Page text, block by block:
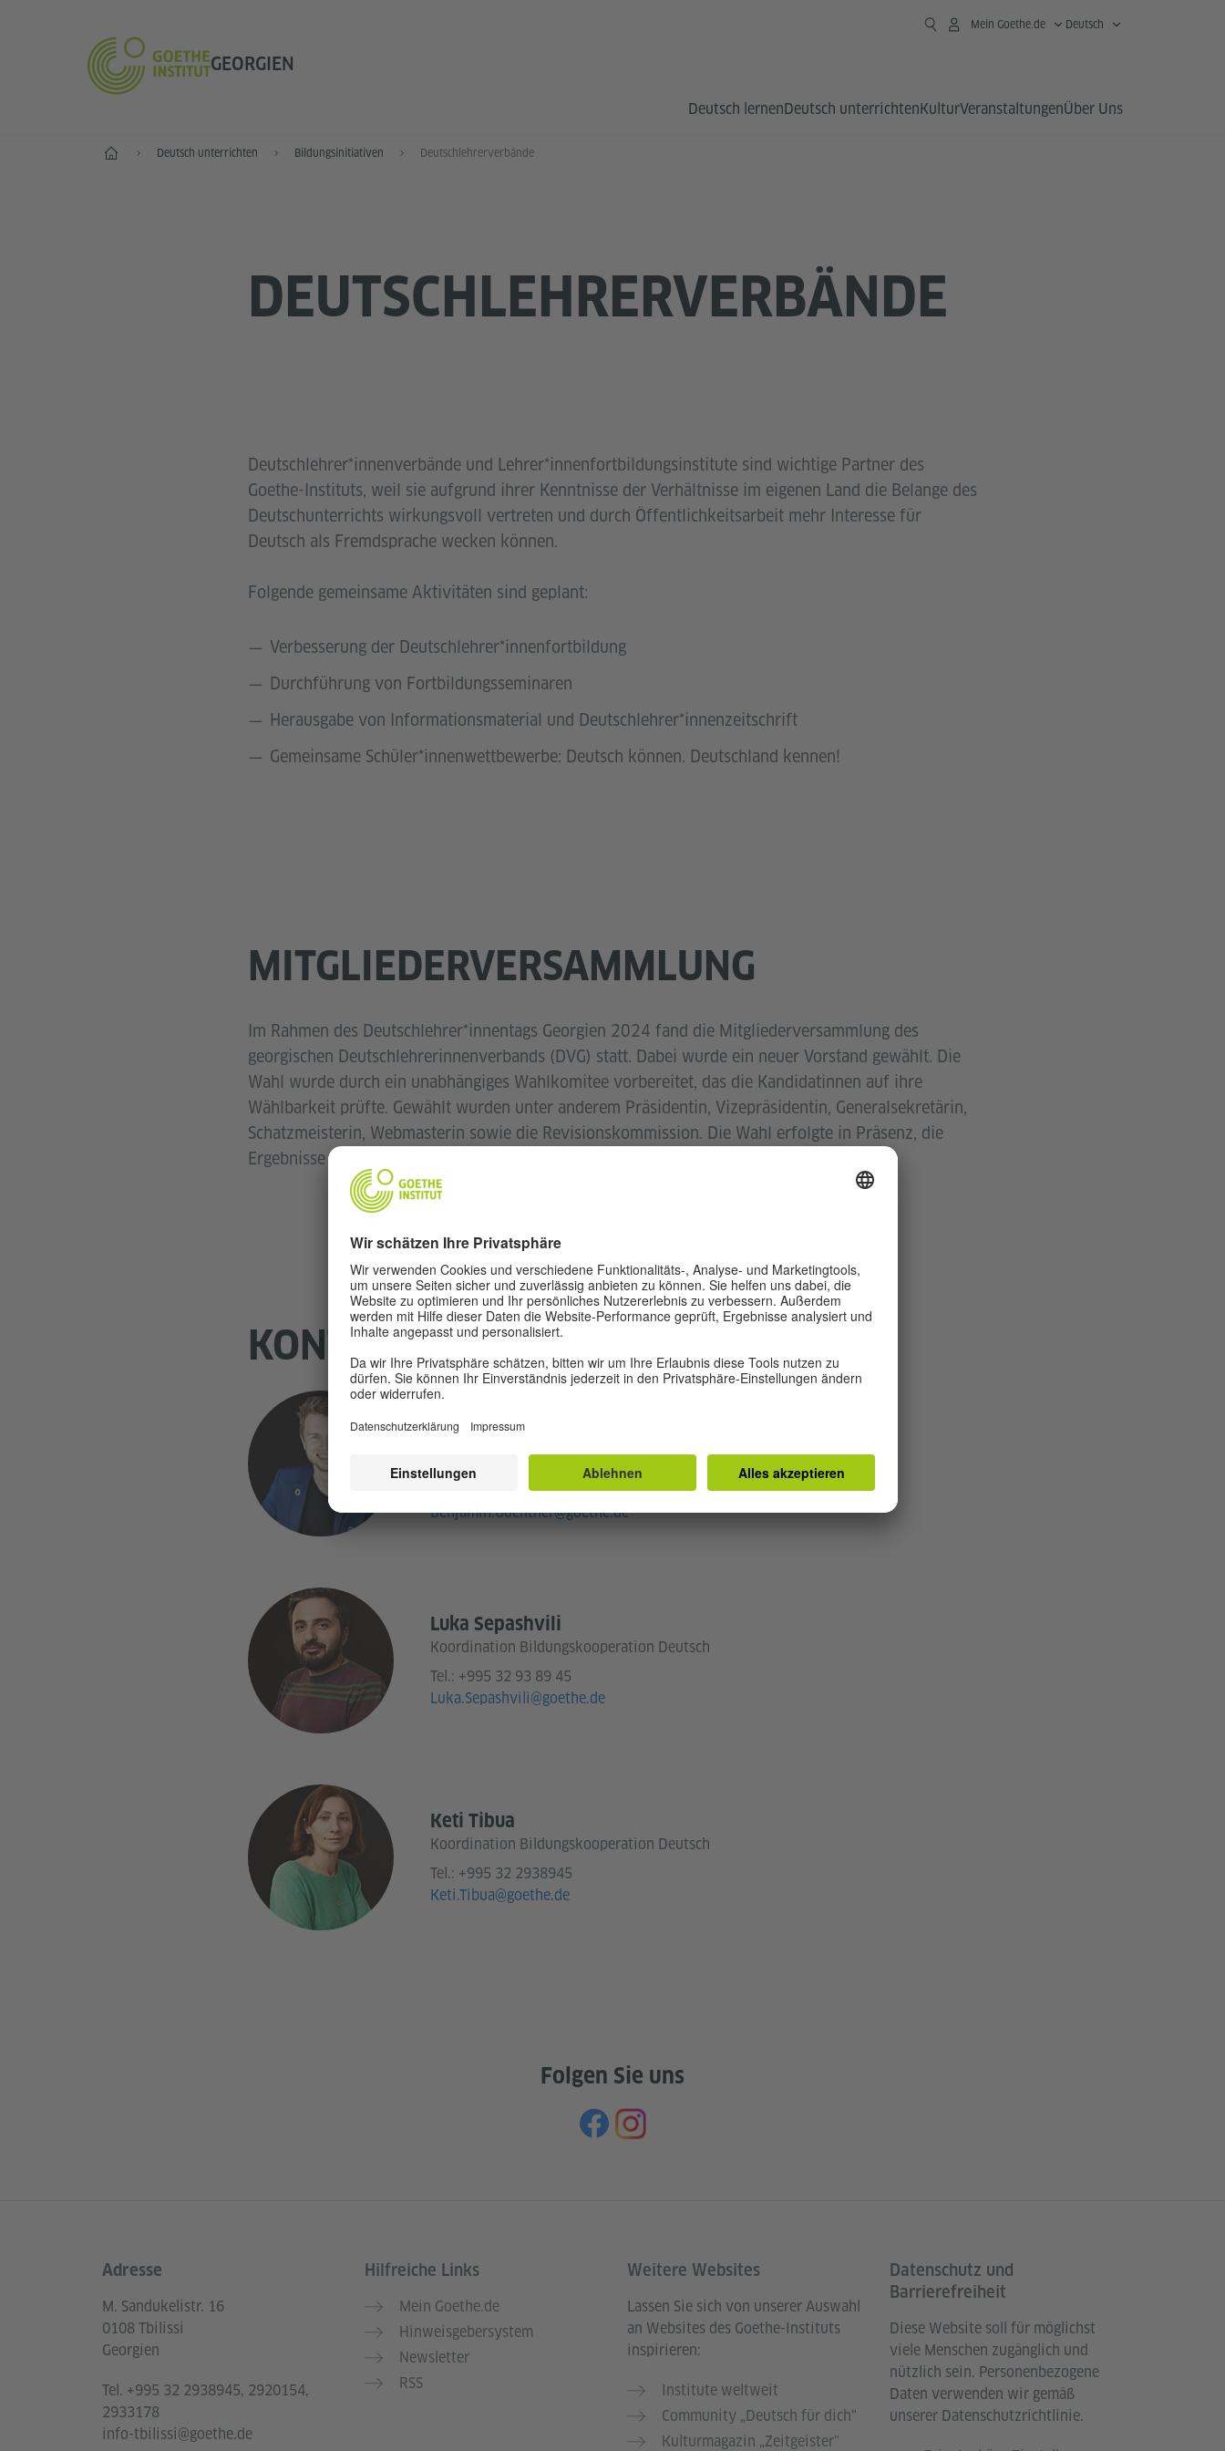
GEORGIEN
Mein Goethe.de Deutsch
Deutsch lernenDeutsch unterrichtenKulturVeranstaltungenÜber Uns
Start Deutsch unterrichten Bildungsinitiativen Deutschlehrerverbände
DEUTSCHLEHRERVERBÄNDE
Deutschlehrer*innenverbände und Lehrer*innenfortbildungsinstitute sind wichtige Partner des
Goethe-Instituts, weil sie aufgrund ihrer Kenntnisse der Verhältnisse im eigenen Land die Belange des
Deutschunterrichts wirkungsvoll vertreten und durch Öffentlichkeitsarbeit mehr Interesse für
Deutsch als Fremdsprache wecken können.
Folgende gemeinsame Aktivitäten sind geplant:
Verbesserung der Deutschlehrer*innenfortbildung
Durchführung von Fortbildungsseminaren
Herausgabe von Informationsmaterial und Deutschlehrer*innenzeitschrift
Gemeinsame Schüler*innenwettbewerbe: Deutsch können. Deutschland kennen!
MITGLIEDERVERSAMMLUNG
Im Rahmen des Deutschlehrer*innentags Georgien 2024 fand die Mitgliederversammlung des
georgischen Deutschlehrerinnenverbands (DVG) statt. Dabei wurde ein neuer Vorstand gewählt. Die
Wahl wurde durch ein unabhängiges Wahlkomitee vorbereitet, das die Kandidatinnen auf ihre
Wählbarkeit prüfte. Gewählt wurden unter anderem Präsidentin, Vizepräsidentin, Generalsekretärin,
Schatzmeisterin, Webmasterin sowie die Revisionskommission. Die Wahl erfolgte in Präsenz, die
Ergebnisse wurden noch am selben Tag bekannt gegeben.
KONTAKT
Leitung der Spracharbeit
Stellvertretende Institutsleitung Südkaukasus
+995 32 93 89 45
Benjamin.Guenther@goethe.de
Luka Sepashvili
Koordination Bildungskooperation Deutsch
Tel.: +995 32 93 89 45
Luka.Sepashvili@goethe.de
Keti Tibua
Koordination Bildungskooperation Deutsch
Tel.: +995 32 2938945
Keti.Tibua@goethe.de
Folgen Sie uns
Service- und Informationsbereich
Adresse
M. Sandukelistr. 16
0108 Tbilissi
Georgien
Tel. +995 32 2938945, 2920154,
2933178
info-tbilissi@goethe.de
Hilfreiche Links
Mein Goethe.de
Hinweisgebersystem
Newsletter
RSS
Weitere Websites
Lassen Sie sich von unserer Auswahl
an Websites des Goethe-Instituts
inspirieren:
Institute weltweit
Community „Deutsch für dich“
Kulturmagazin „Zeitgeister"
Datenschutz und
Barrierefreiheit
Diese Website soll für möglichst
viele Menschen zugänglich und
nützlich sein. Personenbezogene
Daten verwenden wir gemäß
unserer Datenschutzrichtlinie.